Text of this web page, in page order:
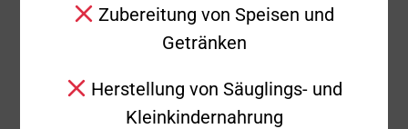
Weitere Einsatzkräfte
Feuerwehr
Donzdorf: KdoW,
LF 20/16, HLF 10
Zubereitung von Speisen und
Getränken
Herstellung von Säuglings- und
Kleinkindernahrung